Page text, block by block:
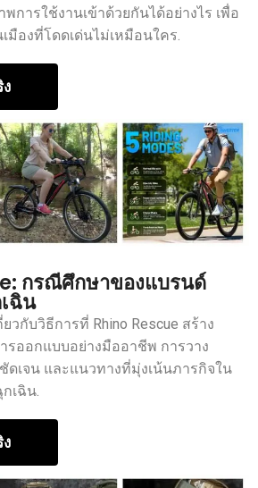
การใช้งานเข้าด้วยกันได้อย่างไร เพื่อ
มืองที่โดดเด่นไม่เหมือนใคร.
กรณีศึกษาของแบรนด์
ฉิน
วกับวิธีการที่ Rhino Rescue สร้าง
รออกแบบอย่างมืออาชีพ การวาง
เจน และแนวทางที่มุ่งเน้นภารกิจใน
เฉิน.